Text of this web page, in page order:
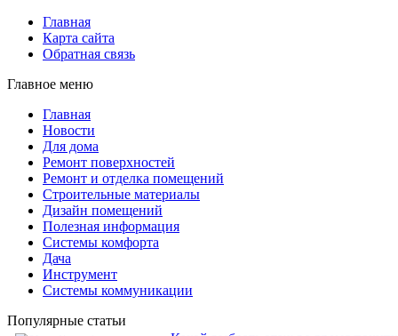
Главная
Карта сайта
Обратная связь
Главное меню
Главная
Новости
Для дома
Ремонт поверхностей
Ремонт и отделка помещений
Строительные материалы
Дизайн помещений
Полезная информация
Системы комфорта
Дача
Инструмент
Системы коммуникации
Популярные статьи